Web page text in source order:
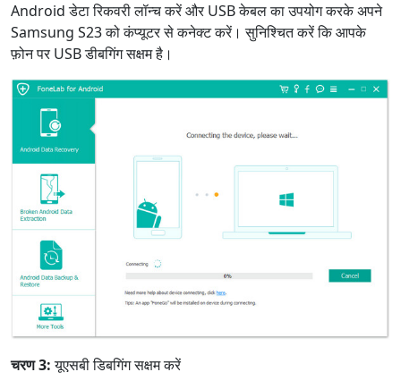
Android डेटा रिकवरी लॉन्च करें और USB केबल का उपयोग करके अपने
Samsung S23 को कंप्यूटर से कनेक्ट करें। सुनिश्चित करें कि आपके
फ़ोन पर USB डीबगिंग सक्षम है।
चरण 3:यूएसबी डिबगिंग सक्षम करें